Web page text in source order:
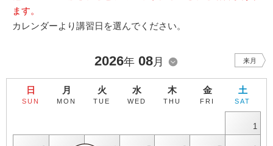
ます。
カレンダーより講習日を選んでください。
2026年 08月 来月
日
SUN
月
MON
火
TUE
水
WED
木
THU
金
FRI
土
SAT
1